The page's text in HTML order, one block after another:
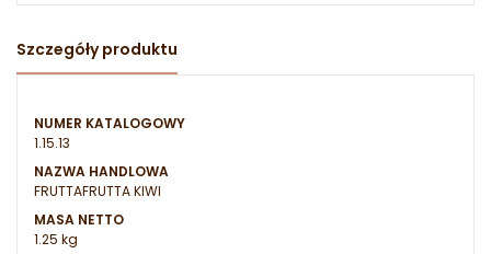
Szczegóły produktu
NUMER KATALOGOWY
1.15.13
NAZWA HANDLOWA
FRUTTAFRUTTA KIWI
MASA NETTO
1.25 kg